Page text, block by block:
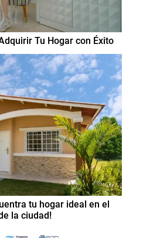
Tu Hogar con Éxito
tu hogar ideal en el
la ciudad!